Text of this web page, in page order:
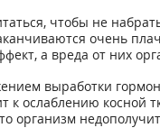
чтобы не
очень
а вреда от них
выработки
к ослаблению косной
организм